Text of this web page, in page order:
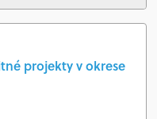
projekty v okrese